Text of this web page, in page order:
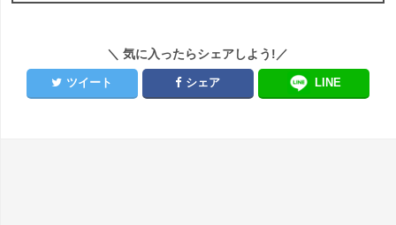
ンドからハードタイプ・ソフトタイプ、無香料タイプ、ウェットなタ
＼ 気に入ったらシェアしよう!／
ツイート シェア LINE